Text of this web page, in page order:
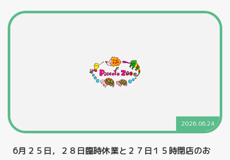
2026.06.24
6月２５日，２８日臨時休業と２７日１５時閉店のお